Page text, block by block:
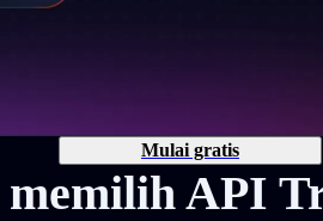
Mulai gratis
memilih API